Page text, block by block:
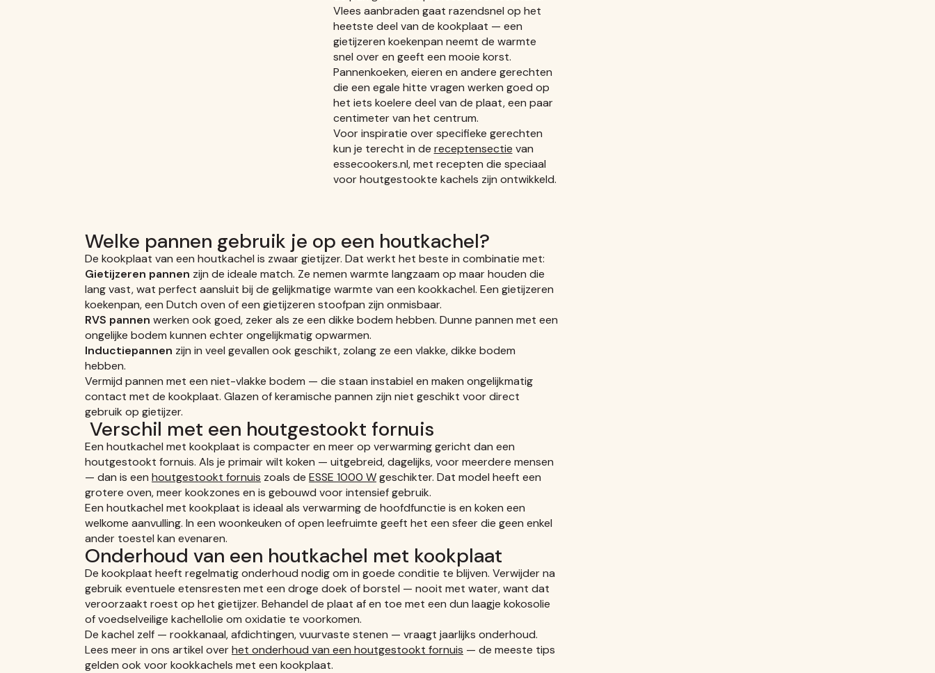
Vlees aanbraden gaat razendsnel op het
heetste deel van de kookplaat — een
gietijzeren koekenpan neemt de warmte
snel over en geeft een mooie korst.
Pannenkoeken, eieren en andere gerechten
die een egale hitte vragen werken goed op
het iets koelere deel van de plaat, een paar
centimeter van het centrum.
Voor inspiratie over specifieke gerechten
kun je terecht in de receptensectie van
essecookers.nl, met recepten die speciaal
voor houtgestookte kachels zijn ontwikkeld.
Welke pannen gebruik je op een houtkachel?
De kookplaat van een houtkachel is zwaar gietijzer. Dat werkt het beste in combinatie met:
Gietijzeren pannen zijn de ideale match. Ze nemen warmte langzaam op maar houden die
lang vast, wat perfect aansluit bij de gelijkmatige warmte van een kookkachel. Een gietijzeren
koekenpan, een Dutch oven of een gietijzeren stoofpan zijn onmisbaar.
RVS pannen werken ook goed, zeker als ze een dikke bodem hebben. Dunne pannen met een
ongelijke bodem kunnen echter ongelijkmatig opwarmen.
Inductiepannen zijn in veel gevallen ook geschikt, zolang ze een vlakke, dikke bodem
hebben.
Vermijd pannen met een niet-vlakke bodem — die staan instabiel en maken ongelijkmatig
contact met de kookplaat. Glazen of keramische pannen zijn niet geschikt voor direct
gebruik op gietijzer.
Verschil met een houtgestookt fornuis
Een houtkachel met kookplaat is compacter en meer op verwarming gericht dan een
houtgestookt fornuis. Als je primair wilt koken — uitgebreid, dagelijks, voor meerdere mensen
— dan is een houtgestookt fornuis zoals de ESSE 1000 Wgeschikter. Dat model heeft een
grotere oven, meer kookzones en is gebouwd voor intensief gebruik.
Een houtkachel met kookplaat is ideaal als verwarming de hoofdfunctie is en koken een
welkome aanvulling. In een woonkeuken of open leefruimte geeft het een sfeer die geen enkel
ander toestel kan evenaren.
Onderhoud van een houtkachel met kookplaat
De kookplaat heeft regelmatig onderhoud nodig om in goede conditie te blijven. Verwijder na
gebruik eventuele etensresten met een droge doek of borstel — nooit met water, want dat
veroorzaakt roest op het gietijzer. Behandel de plaat af en toe met een dun laagje kokosolie
of voedselveilige kachellolie om oxidatie te voorkomen.
De kachel zelf — rookkanaal, afdichtingen, vuurvaste stenen — vraagt jaarlijks onderhoud.
Lees meer in ons artikel overhet onderhoud van een houtgestookt fornuis — de meeste tips
gelden ook voor kookkachels met een kookplaat.